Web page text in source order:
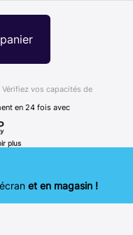
en 24 fois avec
plus
vos capacités de
et en magasin !